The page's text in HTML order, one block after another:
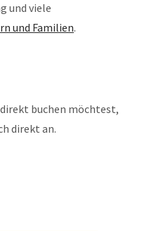
und viele
und Familien.
buchen möchtest,
direkt an.